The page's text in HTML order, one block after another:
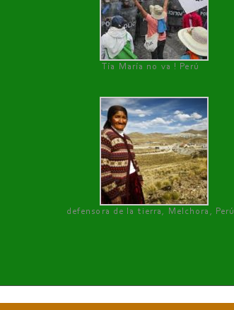
Tía María no va ! Perú
defensora de la tierra, Melchora, Perú